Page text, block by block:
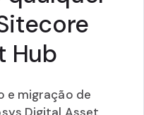
Hub
e migração de